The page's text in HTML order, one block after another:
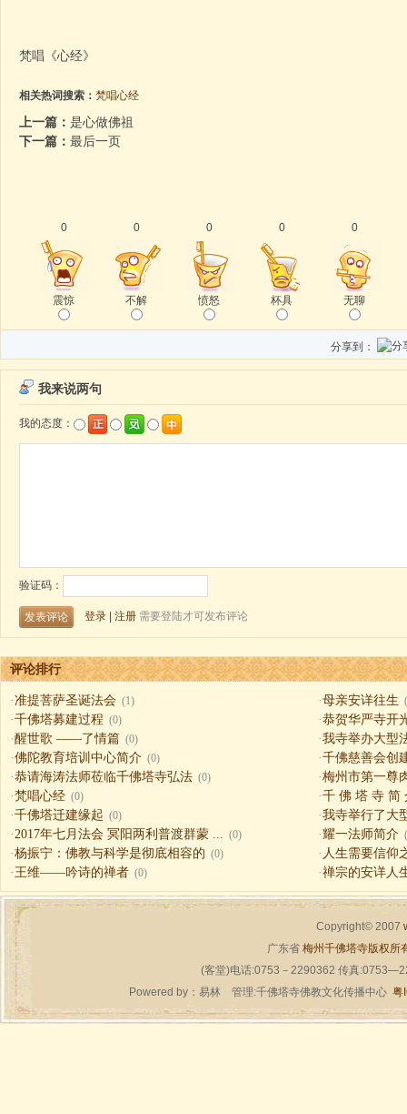
梵唱《心经》
相关热词搜索： 梵唱心经
上一篇： 是心做佛祖
下一篇： 最后一页
0
震惊
0
不解
0
愤怒
0
杯具
0
无聊
分享到：
评论排行
·准提菩萨圣诞法会 (1) ·母亲安详往生
·千佛塔募建过程 (0) ·恭贺华严寺开
·醒世歌 ——了情篇 (0) ·我寺举办大型
·佛陀教育培训中心简介 (0) ·千佛慈善会创
·恭请海涛法师莅临千佛塔寺弘法 (0) ·梅州市第一尊
·梵唱心经 (0) ·千 佛 塔 寺 简
·千佛塔迁建缘起 (0) ·我寺举行了大
·2017年七月法会 冥阳两利普渡群蒙 ... (0) ·耀一法师简介
·杨振宁：佛教与科学是彻底相容的 (0) · 人生需要信仰
·王维——吟诗的禅者 (0) ·禅宗的安详人
Copyright© 2007
广东省 梅州千佛塔寺版权所
(客堂)电话:0753－2290362 传真
Powered by： 易林管理:千佛塔寺佛教文化传播中心 粤